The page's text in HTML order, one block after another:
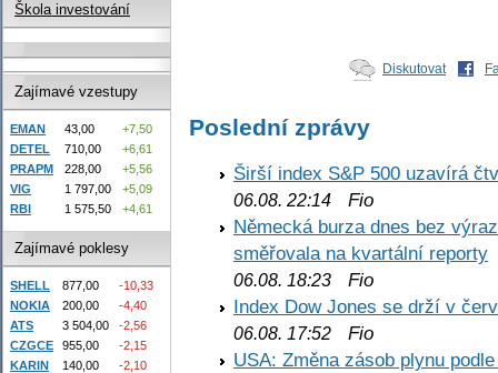
Diskutovat
Poslední zprávy
Širší index S&P 500 uzavírá
06.08. 22:14 Fio
Německá burza dnes bez
směřovala na kvartální reporty
06.08. 18:23 Fio
Index Dow Jones se drží v
06.08. 17:52 Fio
USA: Změna zásob plynu
Škola investování
Zajímavé vzestupy
EMAN 43,00
+7,50
DETEL
710,00
+6,61
PRAPM
228,00
+5,56
VIG
1 797,00
+5,09
RBI
1 575,50 +4,61
Zajímavé poklesy
SHELL 877,00
-10,33
NOKIA
200,00
-4,40
ATS
3 504,00
-2,56
CZGCE
955,00
-2,15
KARIN
140,00 -2,10